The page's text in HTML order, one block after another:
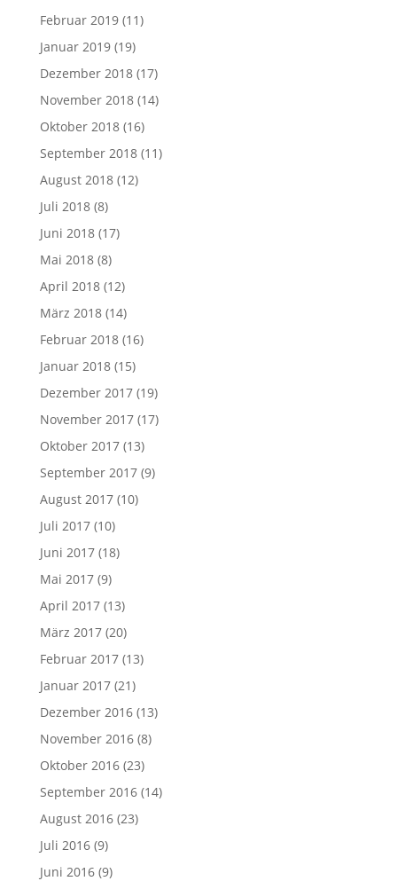
Februar 2019(11)
Januar 2019(19)
Dezember 2018(17)
November 2018(14)
Oktober 2018(16)
September 2018(11)
August 2018(12)
Juli 2018(8)
Juni 2018(17)
Mai 2018(8)
April 2018(12)
März 2018(14)
Februar 2018(16)
Januar 2018(15)
Dezember 2017(19)
November 2017(17)
Oktober 2017(13)
September 2017(9)
August 2017(10)
Juli 2017(10)
Juni 2017(18)
Mai 2017(9)
April 2017(13)
März 2017(20)
Februar 2017(13)
Januar 2017(21)
Dezember 2016(13)
November 2016(8)
Oktober 2016(23)
September 2016(14)
August 2016(23)
Juli 2016(9)
Juni 2016(9)